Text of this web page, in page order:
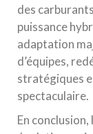
des
puissance
adaptation
d’équipes,
stratégiques
spectaculaire.
En